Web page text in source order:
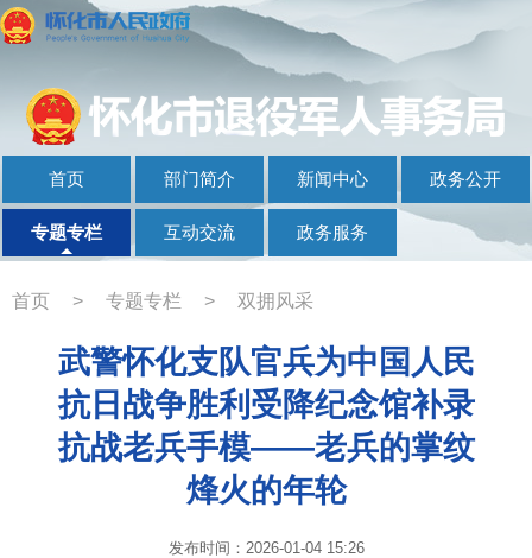
首页 部门简介 新闻中心 政务公开
专题专栏 互动交流 政务服务
首页 > 专题专栏 > 双拥风采
武警怀化支队官兵为中国人民
抗日战争胜利受降纪念馆补录
抗战老兵手模——老兵的掌纹
烽火的年轮
发布时间：2026-01-04 15:26